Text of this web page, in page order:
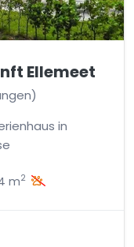
Ellemeet
)
in
m2